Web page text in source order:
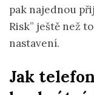
pak najednou
Risk” ještě než
nastavení.
Jak